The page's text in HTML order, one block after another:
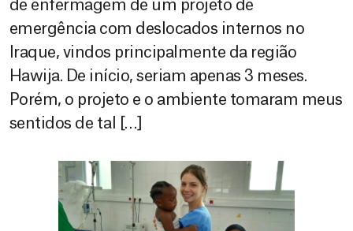
de enfermagem de um projeto de
emergência com deslocados internos no
Iraque, vindos principalmente da região
Hawija. De início, seriam apenas 3 meses.
Porém, o projeto e o ambiente tomaram meus
sentidos de tal […]